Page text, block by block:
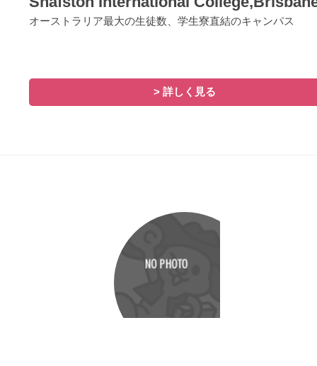
オーストラリア最大の生徒数、学生寮直結のキャンパス
> 詳しく見る